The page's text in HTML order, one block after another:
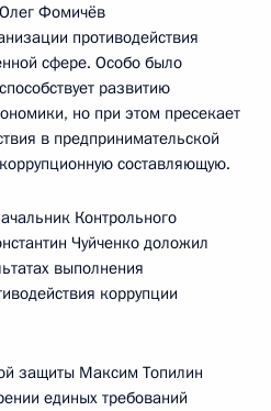
Фомичёв
противодействия
сфере. Особо было
развитию
но при этом пресекает
в предпринимательской
составляющую.
Контрольного
Чуйченко доложил
выполнения
коррупции
защиты Максим Топилин
единых требований